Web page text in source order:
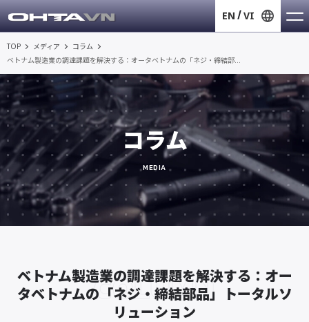
EN VI
TOP メディア
コラム
ベトナム製造業の調達課題を解決する：オータベトナムの「ネジ・締結部...
コラム
MEDIA
COLUMN
ベトナム製造業の調達課題を解決する：オー
タベトナムの「ネジ・締結部品」トータルソ
リューション